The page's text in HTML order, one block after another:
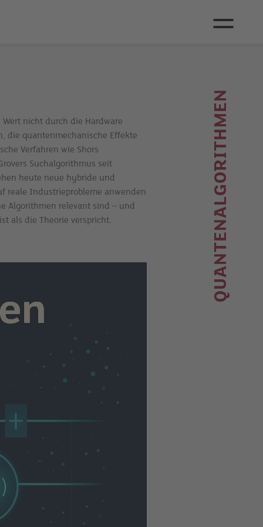
QUANTENALGORITHMEN
nicht durch die Hardware
die quantenmechanische Effekte
Verfahren wie Shors
Suchalgorithmus seit
heute neue hybride und
reale Industrieprobleme anwenden
Algorithmen relevant sind – und
als die Theorie verspricht.